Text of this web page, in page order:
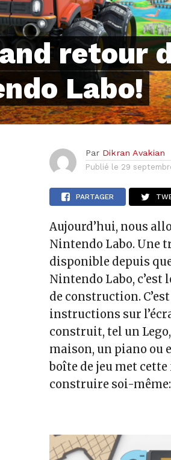
retour
Labo!
Par Dikran Avakian
Publié le 29
PARTAGER
Aujourd’hui, nous
Nintendo Labo. Une
disponible depuis
Nintendo Labo,
de construction.
instructions sur
construit, tel un
maison, un piano ou
boîte de jeu met
construire soi-